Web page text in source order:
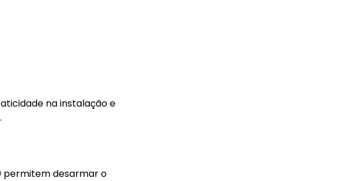
na instalação e
permitem desarmar o